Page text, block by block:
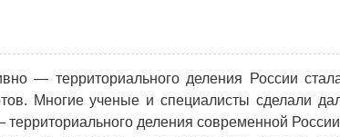
— территориального деления России
Многие ученые и специалисты сделали
деления современной